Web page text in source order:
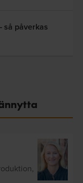
så påverkas